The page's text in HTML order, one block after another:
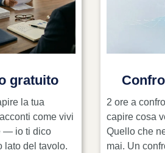
gratuito
la tua
come vivi
— io ti dico
lato del tavolo.
2 ore a
capire cosa
Quello che
mai. Un